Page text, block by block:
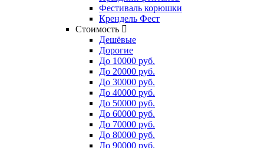
Фестиваль корюшки
Крендель Фест
Стоимость
Дешёвые
Дорогие
До 10000 руб.
До 20000 руб.
До 30000 руб.
До 40000 руб.
До 50000 руб.
До 60000 руб.
До 70000 руб.
До 80000 руб.
До 90000 руб.